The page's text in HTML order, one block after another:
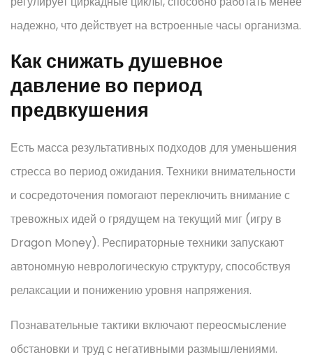
надежно, что действует на встроенные часы организма.
Как снижать душевное
давление во период
предвкушения
Есть масса результативных подходов для уменьшения
стресса во период ожидания. Техники внимательности
и сосредоточения помогают переключить внимание с
тревожных идей о грядущем на текущий миг (игру в
Dragon Money). Респираторные техники запускают
автономную неврологическую структуру, способствуя
релаксации и понижению уровня напряжения.
Познавательные тактики включают переосмысление
обстановки и труд с негативными размышлениями.